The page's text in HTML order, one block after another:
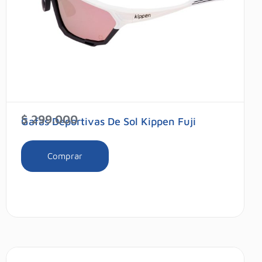
Gafas Deportivas De Sol Kippen Fuji
$299.000
Comprar